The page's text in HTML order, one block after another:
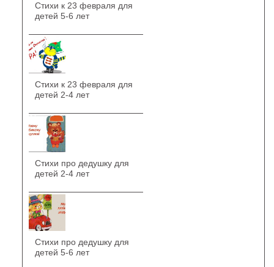
Стихи к 23 февраля для
детей 5-6 лет
Стихи к 23 февраля для
детей 2-4 лет
Стихи про дедушку для
детей 2-4 лет
Стихи про дедушку для
детей 5-6 лет